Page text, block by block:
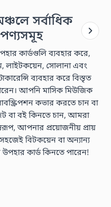
সর্বাধিক
কার্ডগুলি ব্যবহার করে,
লাইটকয়েন, সোলানা এবং
ব্যবহার করে বিস্তৃত
আপনি মাসিক মিউজিক
কভার করতে চান বা
বা বই কিনতে চান, আমরা
আপনার প্রয়োজনীয় প্রায়
বিটকয়েন বা অন্যান্য
কার্ড কিনতে পারেন!